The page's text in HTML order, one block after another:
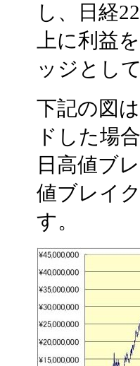
し、日経
上に利益
ッジとし
下記の図
ドした場
日高値ブ
値ブレイ
す。